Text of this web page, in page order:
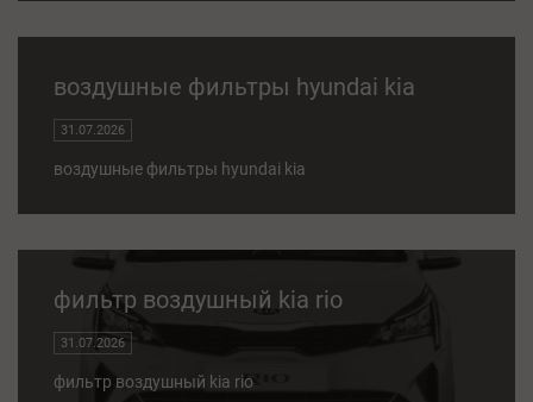
воздушные фильтры hyundai kia
31.07.2026
воздушные фильтры hyundai kia
фильтр воздушный kia rio
31.07.2026
фильтр воздушный kia rio